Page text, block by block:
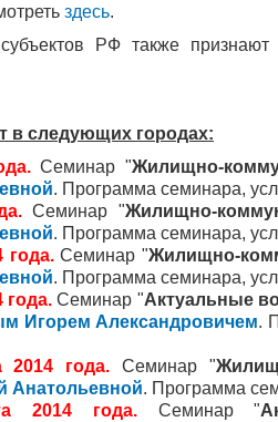
здесь.
РФ также
следующих городах:
Семинар "Жилищно-
. Программа семинара,
Семинар "Жилищно-
. Программа семинара,
года.Семинар "Жилищно-
. Программа семинара,
года. Семинар "Актуальные
Игорем Александровичем.
2014 года. Семинар "
Анатольевной. Программа
2014 года.Семинар "